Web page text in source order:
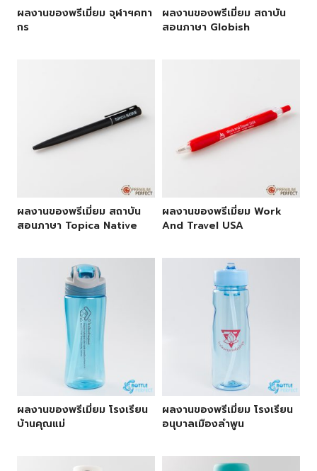
ผลงานของพรีเมี่ยม จุฬาฯคทา
กร
ผลงานของพรีเมี่ยม สถาบัน
สอนภาษา Globish
ผลงานของพรีเมี่ยม สถาบัน
สอนภาษา Topica Native
ผลงานของพรีเมี่ยม Work
And Travel USA
ผลงานของพรีเมี่ยม โรงเรียน
บ้านคุณแม่
ผลงานของพรีเมี่ยม โรงเรียน
อนุบาลเมืองลำพูน